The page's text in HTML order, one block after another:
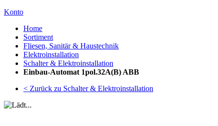
Konto
Home
Sortiment
Fliesen, Sanitär & Haustechnik
Elektroinstallation
Schalter & Elektroinstallation
Einbau-Automat 1pol.32A(B) ABB
< Zurück zu Schalter & Elektroinstallation